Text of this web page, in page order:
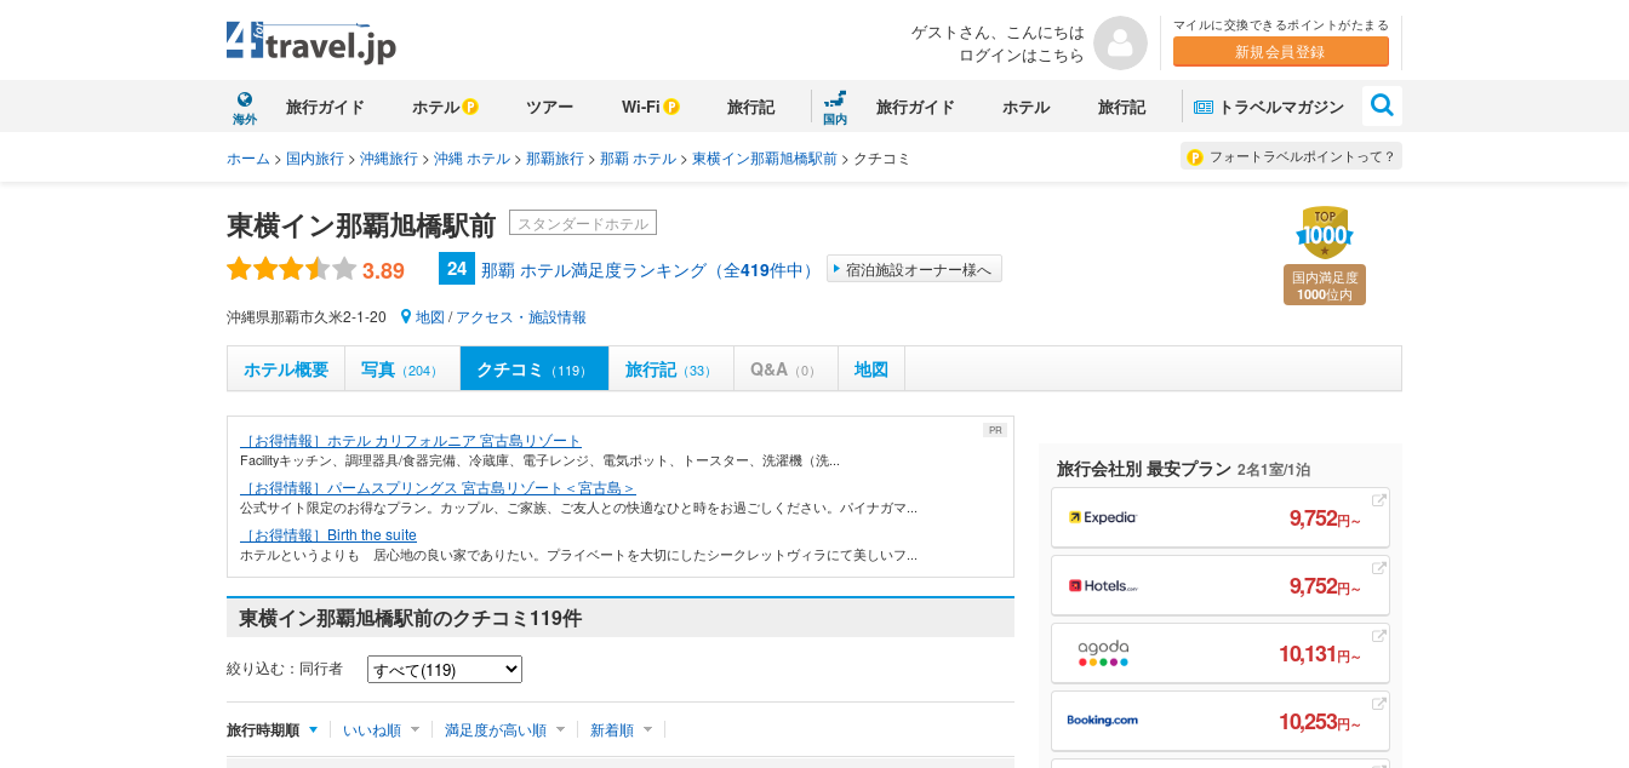
ゲストさん、こんにちは
ログインはこちら
マイルに交換できるポイントがたまる
新規会員登録
海外
旅行ガイド ホテル ツアー Wi-Fi 旅行記
国内
旅行ガイド ホテル 旅行記 トラベルマガジン
フォートラベルポイントって？
ホーム > 国内旅行 > 沖縄旅行 > 沖縄 ホテル > 那覇旅行 > 那覇 ホテル > 東横イン那覇旭橋駅前 > クチコミ
東横イン那覇旭橋駅前 スタンダードホテル
3.89 24 那覇 ホテル満足度ランキング（全419件中） 宿泊施設オーナー様へ
沖縄県那覇市久米2-1-20 地図 /アクセス・施設情報
国内満足度
1000位内
ホテル概要 写真 （204） クチコミ （119） 旅行記（33） Q&A （0） 地図
PR
［お得情報］ホテル カリフォルニア 宮古島リゾート
Facilityキッチン、調理器具/食器完備、冷蔵庫、電子レンジ、電気ポット、トースター、洗濯機（洗...
［お得情報］パームスプリングス 宮古島リゾート＜宮古島＞
公式サイト限定のお得なプラン。カップル、ご家族、ご友人との快適なひと時をお過ごしください。パイナガマ...
［お得情報］Birth the suite
ホテルというよりも 居心地の良い家でありたい。プライベートを大切にしたシークレットヴィラにて美しいフ...
東横イン那覇旭橋駅前のクチコミ 119件
絞り込む：同行者
旅行時期順 いいね順 満足度が高い順 新着順
旅行会社別 最安プラン 2名1室/1泊
9,752円～
9,752円～
10,131 円～
10,253円～